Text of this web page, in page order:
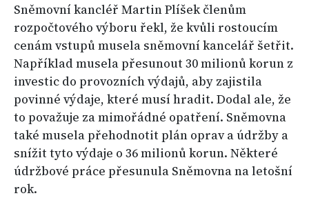
Sněmovní kancléř Martin Plíšek členům
rozpočtového výboru řekl, že kvůli rostoucím
cenám vstupů musela sněmovní kancelář šetřit.
Například musela přesunout 30 milionů korun z
investic do provozních výdajů, aby zajistila
povinné výdaje, které musí hradit. Dodal ale, že
to považuje za mimořádné opatření. Sněmovna
také musela přehodnotit plán oprav a údržby a
snížit tyto výdaje o 36 milionů korun. Některé
údržbové práce přesunula Sněmovna na letošní
rok.